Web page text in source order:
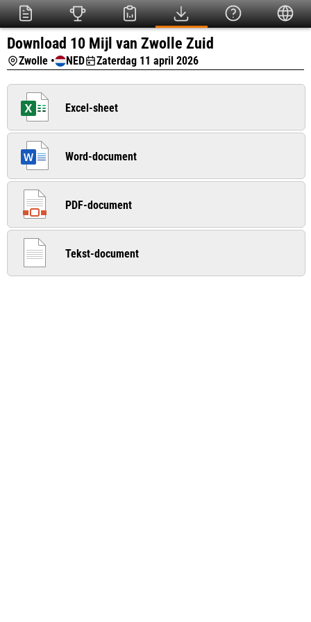
Download 10 Mijl van Zwolle Zuid
Zwolle • NED Zaterdag 11 april 2026
Excel-sheet
Word-document
PDF-document
Tekst-document